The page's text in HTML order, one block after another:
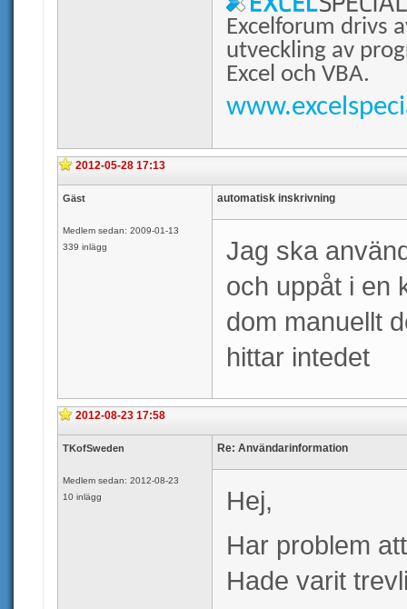
Excelforum drivs
utveckling av
Excel och VBA.
2012-05-28 17:13
Gäst
Medlem sedan: 2009-01-13
339 inlägg
automatisk inskrivning
Jag ska
och uppåt i en
dom manuellt
hittar intedet
2012-08-23 17:58
TKofSweden
Medlem sedan: 2012-08-23
10 inlägg
Re: Användarinformation
Hej,
Har problem
Hade varit